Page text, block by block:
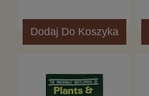
Dodaj Do Koszyka